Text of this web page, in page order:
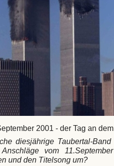
2001 - der Tag an
diesjährige Taubertal-
vom
und den Titelsong um?